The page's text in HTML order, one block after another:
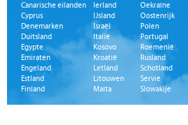
Canarische eilanden
Cyprus
Denemarken
Duitsland
Egypte
Emiraten
Engeland
Estland
Finland
Ierland
IJsland
Israël
Italië
Kosovo
Kroatië
Letland
Litouwen
Malta
Oekraïne
Oostenrijk
Polen
Portugal
Roemenië
Rusland
Schotland
Servië
Slowakije